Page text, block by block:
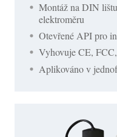
Montáž na DIN
elektroměru
Otevřené API pro
Vyhovuje CE,
Aplikováno v